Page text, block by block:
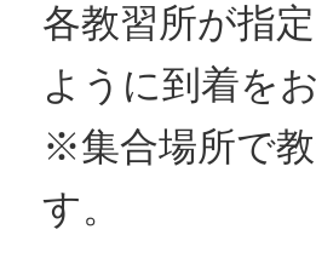
各教習所が指
ように到着を
※集合場所で
す。